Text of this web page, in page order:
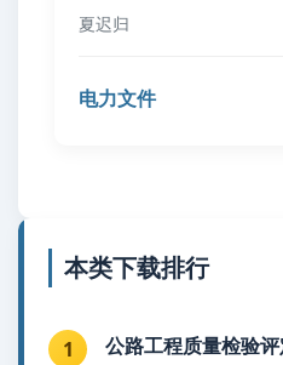
夏迟归
电力文件
本类下载排行
1 公路工程质量检验